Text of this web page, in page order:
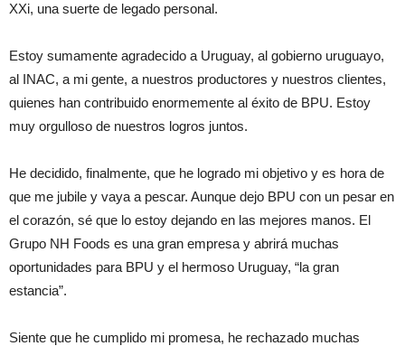
XXi, una suerte de legado personal.
Estoy sumamente agradecido a Uruguay, al gobierno uruguayo,
al INAC, a mi gente, a nuestros productores y nuestros clientes,
quienes han contribuido enormemente al éxito de BPU. Estoy
muy orgulloso de nuestros logros juntos.
He decidido, finalmente, que he logrado mi objetivo y es hora de
que me jubile y vaya a pescar. Aunque dejo BPU con un pesar en
el corazón, sé que lo estoy dejando en las mejores manos. El
Grupo NH Foods es una gran empresa y abrirá muchas
oportunidades para BPU y el hermoso Uruguay, “la gran
estancia”.
Siente que he cumplido mi promesa, he rechazado muchas